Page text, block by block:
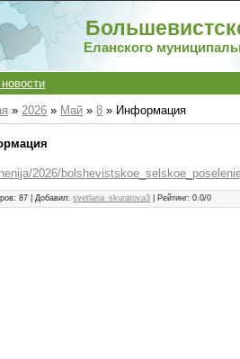
Еланского
»2026 » Май » 8 » Информация
2026/
: 87 |Добавил:svetlana_skuratova3 Рейтинг:0.0/0